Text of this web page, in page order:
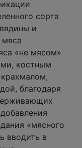
сорта
и
«не мясом»
костным
благодаря
«мясного
вводить в